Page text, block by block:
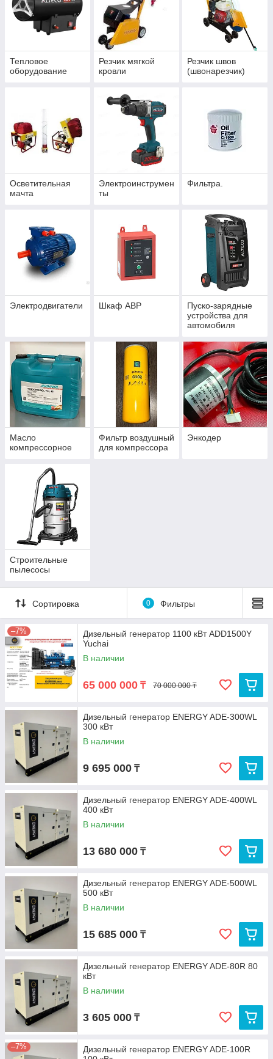
Тепловое
оборудование
Резчик мягкой
кровли
Резчик швов
(швонарезчик)
Осветительная
мачта
Электроинструмен
ты
Фильтра.
Электродвигатели Шкаф АВР
Пуско-зарядные
устройства для
автомобиля
Масло
компрессорное
Фильтр воздушный
для компрессора
Энкодер
Строительные
пылесосы
Сортировка 0 Фильтры
–7%
Дизельный генератор 1100 кВт ADD1500Y
Yuchai
В наличии
65 000 000 ₸ 70 000 000 ₸
Дизельный генератор ENERGY ADE-300WL
300 кВт
В наличии
9 695 000 ₸
Дизельный генератор ENERGY ADE-400WL
400 кВт
В наличии
13 680 000 ₸
Дизельный генератор ENERGY ADE-500WL
500 кВт
В наличии
15 685 000 ₸
Дизельный генератор ENERGY ADE-80R 80
кВт
В наличии
3 605 000 ₸
–7%
Дизельный генератор ENERGY ADE-100R